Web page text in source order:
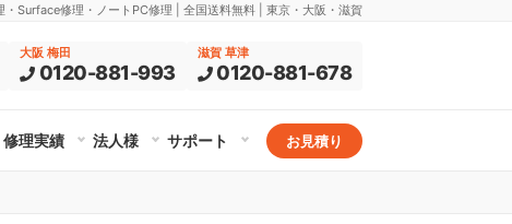
・Surface修理・ノートPC修理 | 全国送料無料 | 東京・大阪・滋賀
大阪 梅田
0120-881-993
滋賀 草津
0120-881-678
修理実績 法人様 サポート お見積り